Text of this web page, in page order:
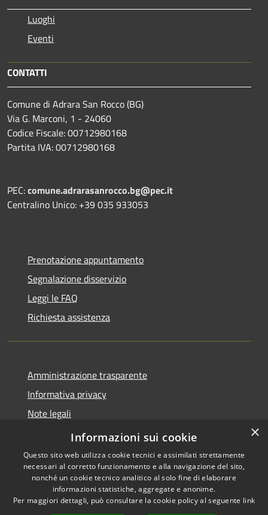
Luoghi
Eventi
CONTATTI
Comune di Adrara San Rocco (BG)
Via G. Marconi, 1 - 24060
Codice Fiscale: 00712980168
Partita IVA: 00712980168
PEC:comune.adrarasanrocco.bg@pec.it
Centralino Unico: +39 035 933053
Prenotazione appuntamento
Segnalazione disservizio
Leggi le FAQ
Richiesta assistenza
Amministrazione trasparente
Informativa privacy
Note legali
Dichiarazione di accessibilità
Accessibilità
Copyright © 2026 • Comune di
Adrara San Rocco • Powered
×
Informazioni sui cookie
Questo sito web utilizza cookie tecnici e assimilati strettamente
necessari al corretto funzionamento e alla navigazione del sito,
nonché un cookie tecnico analitico al solo fine di elaborare
informazioni statistiche, aggregate e anonime.
Per maggiori dettagli, può consultare la cookie policy al seguente link